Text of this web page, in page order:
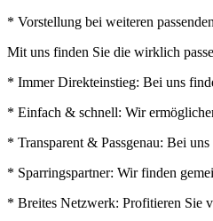
* Vorstellung bei weiteren
Mit uns finden Sie die wirklich
* Immer Direkteinstieg: Bei uns
* Einfach & schnell: Wir
* Transparent & Passgenau: Bei
* Sparringspartner: Wir finden
* Breites Netzwerk: Profitieren Sie